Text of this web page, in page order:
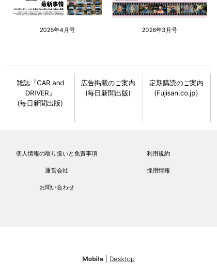
2026年4月号 2026年3月号
雑誌『CAR and
DRIVER』
(毎日新聞出版)
広告掲載のご案内
(毎日新聞出版)
定期購読のご案内
(Fujisan.co.jp)
個人情報の取り扱いと免責事項 利用規約
運営会社 採用情報
お問い合わせ
Mobile Desktop